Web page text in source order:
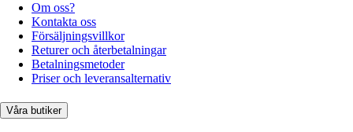
Om oss?
Kontakta oss
Försäljningsvillkor
Returer och återbetalningar
Betalningsmetoder
Priser och leveransalternativ
Våra butiker